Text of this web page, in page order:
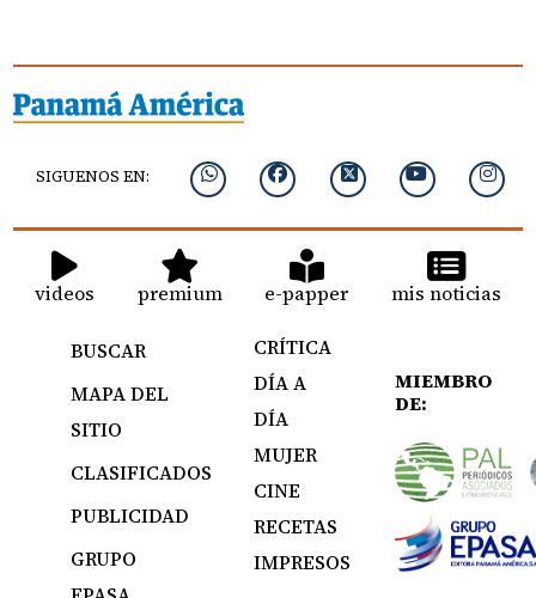
SIGUENOS EN:
videos premium e-papper mis noticias
BUSCAR
MAPA DEL
SITIO
CLASIFICADOS
PUBLICIDAD
GRUPO
CRÍTICA
DÍA A
DÍA
MUJER
CINE
RECETAS
IMPRESOS
MIEMBRO
DE: